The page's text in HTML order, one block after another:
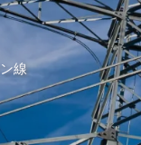
線